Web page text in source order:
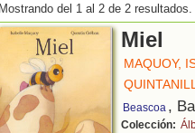
Mostrando del 1 al 2 de 2 resultados.
Miel
MAQUOY,
Beascoa ,
Colección: